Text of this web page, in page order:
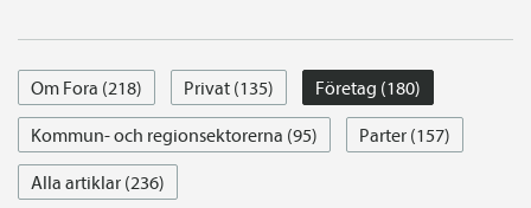
Om Fora (218) Privat (135)
Företag (180)
Kommun- och regionsektorerna (95)
Parter (157)
Alla artiklar (236)